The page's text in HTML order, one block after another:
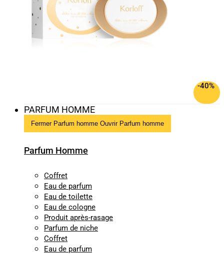
-40%
PARFUM HOMME
Fermer Parfum homme Ouvrir Parfum homme
Parfum Homme
Coffret
Eau de parfum
Eau de toilette
Eau de cologne
Produit après-rasage
Parfum de niche
Coffret
Eau de parfum